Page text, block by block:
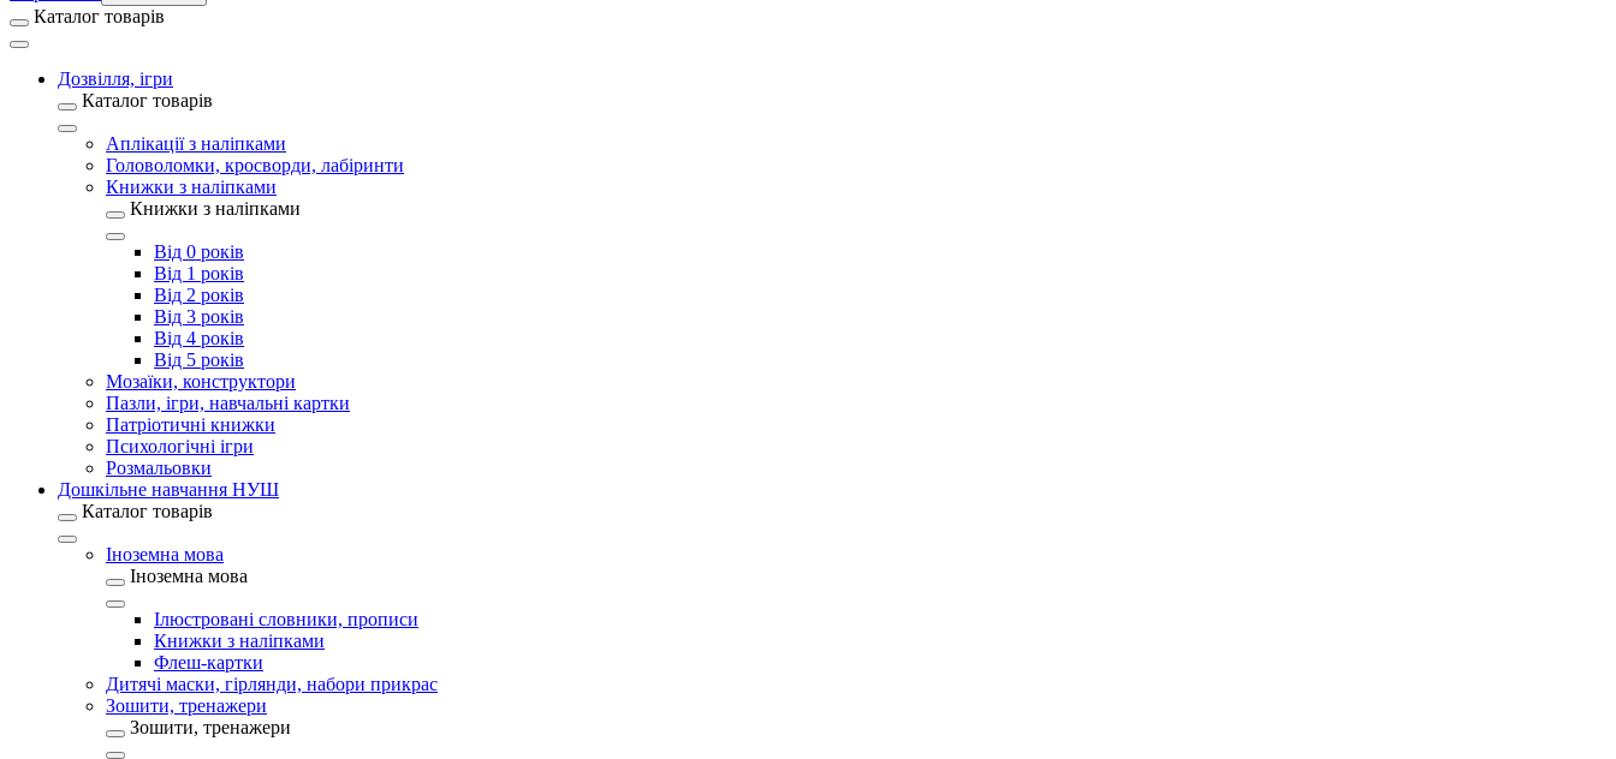
Каталог товарів
Дозвілля, ігри
Каталог товарів
Аплікації з наліпками
Головоломки, кросворди, лабіринти
Книжки з наліпками
Книжки з наліпками
Від 0 років
Від 1 років
Від 2 років
Від 3 років
Від 4 років
Від 5 років
Мозаїки, конструктори
Пазли, ігри, навчальні картки
Патріотичні книжки
Психологічні ігри
Розмальовки
Дошкільне навчання НУШ
Каталог товарів
Іноземна мова
Іноземна мова
Ілюстровані словники, прописи
Книжки з наліпками
Флеш-картки
Дитячі маски, гірлянди, набори прикрас
Зошити, тренажери
Зошити, тренажери